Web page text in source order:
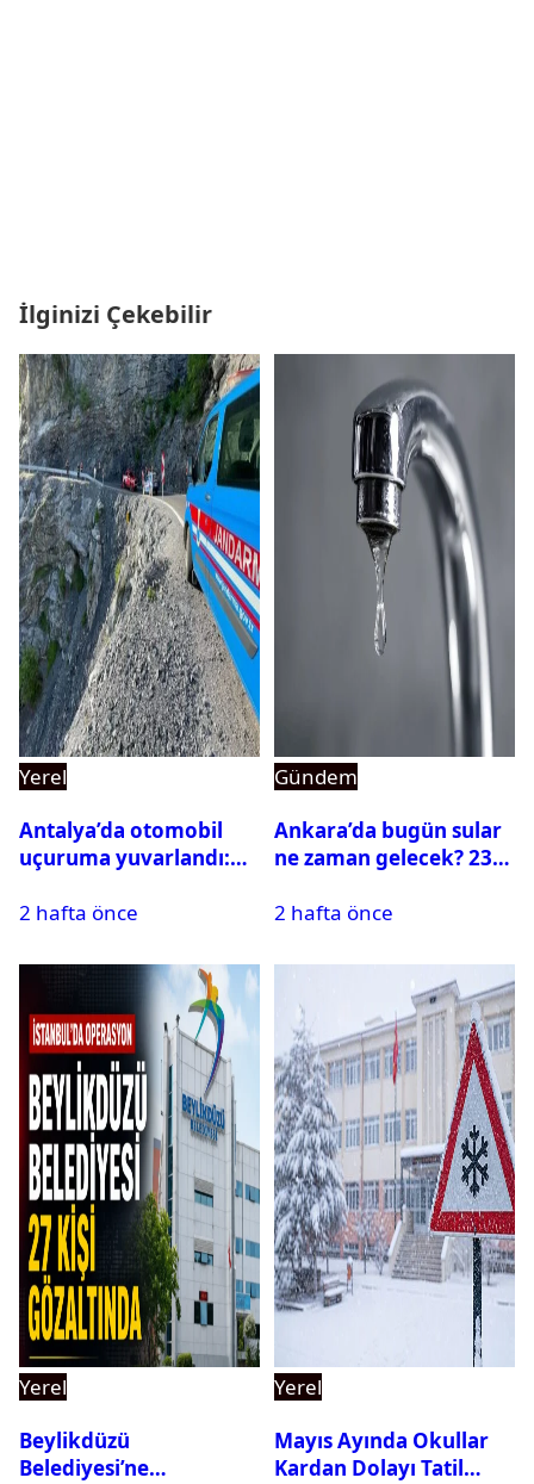
İlginizi Çekebilir
Yerel
Antalya’da otomobil
uçuruma yuvarlandı:
var
2 hafta önce
Gündem
Ankara’da bugün sular
ne zaman gelecek? 23
su kesintisi sorgulama
2 hafta önce
Yerel
Beylikdüzü
Belediyesi’ne
Yerel
Mayıs Ayında Okullar
Kardan Dolayı Tatil